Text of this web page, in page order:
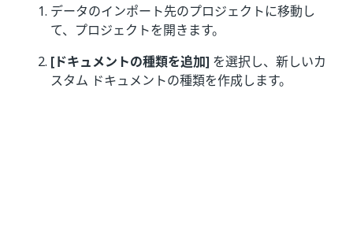
データのインポート先のプロジェクトに移動し
て、プロジェクトを開きます。
[ドキュメントの種類を追加] を選択し、新しいカ
スタム ドキュメントの種類を作成します。